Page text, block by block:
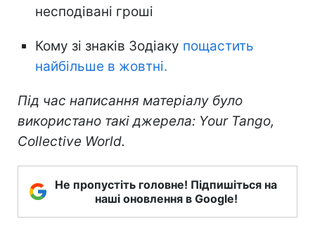
несподівані гроші
Кому зі знаків Зодіаку пощастить
найбільше в жовтні.
Під час написання матеріалу було
використано такі джерела: Your Tango,
Collective World.
Не пропустіть головне! Підпишіться на
наші оновлення в Google!